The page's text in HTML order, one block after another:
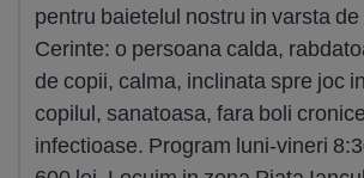
pentru baietelul nostru in varsta de
Cerinte: o persoana calda,
de copii, calma, inclinata spre joc
copilul, sanatoasa, fara boli
infectioase. Program luni-vineri